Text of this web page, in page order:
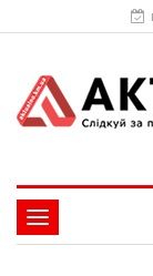
Toggle
navigation